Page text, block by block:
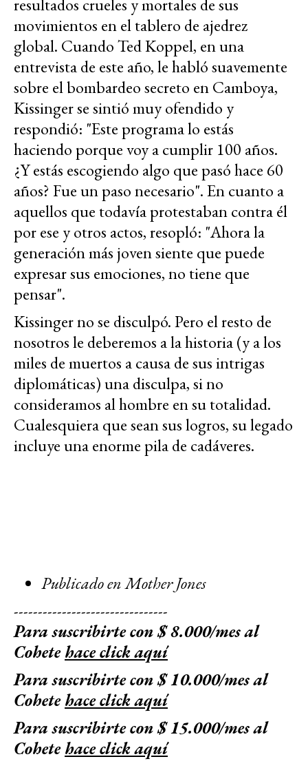
resultados crueles y mortales de sus
movimientos en el tablero de ajedrez
global. Cuando Ted Koppel, en una
entrevista de este año, le habló suavemente
sobre el bombardeo secreto en Camboya,
Kissinger se sintió muy ofendido y
respondió: "Este programa lo estás
haciendo porque voy a cumplir 100 años.
¿Y estás escogiendo algo que pasó hace 60
años? Fue un paso necesario". En cuanto a
aquellos que todavía protestaban contra él
por ese y otros actos, resopló: "Ahora la
generación más joven siente que puede
expresar sus emociones, no tiene que
pensar".
Kissinger no se disculpó. Pero el resto de
nosotros le deberemos a la historia (y a los
miles de muertos a causa de sus intrigas
diplomáticas) una disculpa, si no
consideramos al hombre en su totalidad.
Cualesquiera que sean sus logros, su legado
incluye una enorme pila de cadáveres.
Publicado en Mother Jones
--------------------------------
Para suscribirte con $ 8.000/mes al
Cohetehace click aquí
Para suscribirte con $ 10.000/mes al
Cohetehace click aquí
Para suscribirte con $ 15.000/mes al
Cohetehace click aquí